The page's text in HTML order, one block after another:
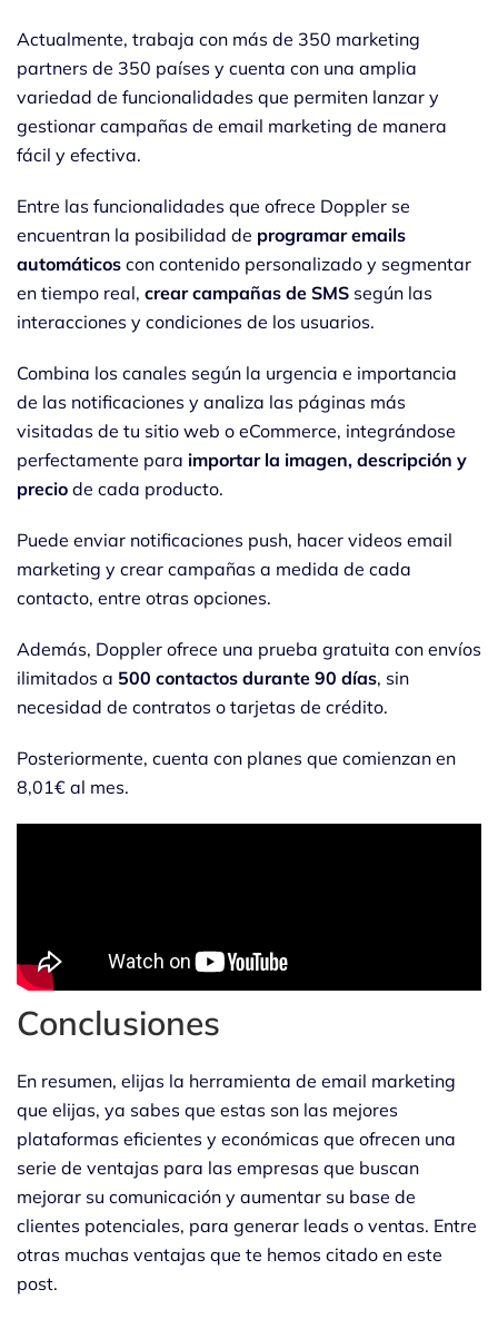
Actualmente, trabaja con más de 350 marketing
partners de 350 países y cuenta con una amplia
variedad de funcionalidades que permiten lanzar y
gestionar campañas de email marketing de manera
fácil y efectiva.
Entre las funcionalidades que ofrece Doppler se
encuentran la posibilidad de programar emails
automáticos con contenido personalizado y segmentar
en tiempo real, crear campañas de SMS según las
interacciones y condiciones de los usuarios.
Combina los canales según la urgencia e importancia
de las notificaciones y analiza las páginas más
visitadas de tu sitio web o eCommerce, integrándose
perfectamente para importar la imagen, descripción y
precio de cada producto.
Puede enviar notificaciones push, hacer videos email
marketing y crear campañas a medida de cada
contacto, entre otras opciones.
Además, Doppler ofrece una prueba gratuita con envíos
ilimitados a 500 contactos durante 90 días, sin
necesidad de contratos o tarjetas de crédito.
Posteriormente, cuenta con planes que comienzan en
8,01€ al mes.
Conclusiones
En resumen, elijas la herramienta de email marketing
que elijas, ya sabes que estas son las mejores
plataformas eficientes y económicas que ofrecen una
serie de ventajas para las empresas que buscan
mejorar su comunicación y aumentar su base de
clientes potenciales, para generar leads o ventas. Entre
otras muchas ventajas que te hemos citado en este
post.